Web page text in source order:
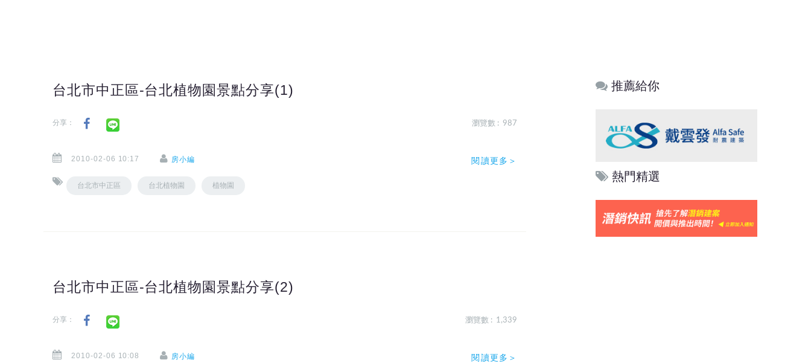
台北市中正區-台北植物園景點分享(1)
分享： 瀏覽數 : 987
2010-02-06 10:17 房小編
台北市中正區 台北植物園 植物園
閱讀更多＞
台北市中正區-台北植物園景點分享(2)
分享： 瀏覽數 : 1,339
2010-02-06 10:08 房小編 閱讀更多＞
推薦給你
熱門精選